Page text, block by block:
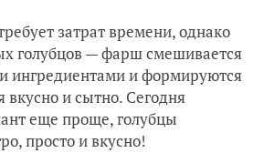
затрат времени, однако
голубцов — фарш смешивается
ингредиентами и формируются
вкусно и сытно. Сегодня
еще проще, голубцы
просто и вкусно!